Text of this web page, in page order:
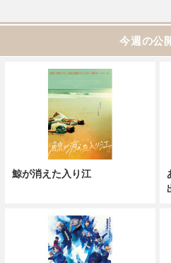
今週の公
鯨が消えた入り江